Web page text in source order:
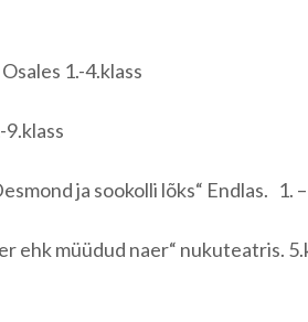
1.-4.klass
ja sookolli lõks“ Endlas. 1. –
ehk müüdud naer“ nukuteatris.